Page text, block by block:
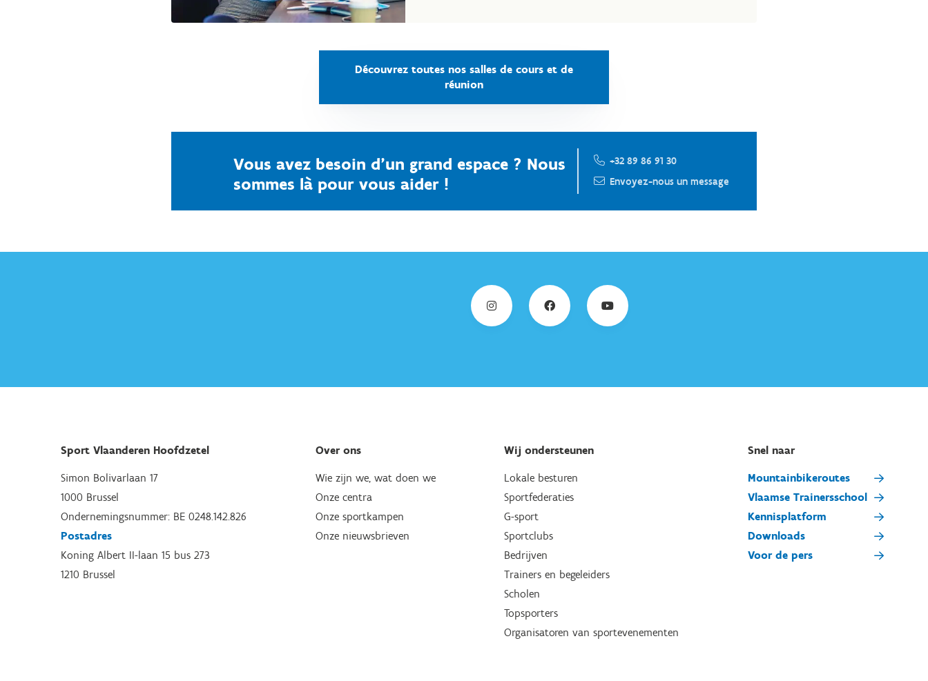
Découvrez toutes nos salles de cours et de
réunion
Vous avez besoin d'un grand espace ? Nous
sommes là pour vous aider !
+32 89 86 91 30
Envoyez-nous un message
Sport Vlaanderen Hoofdzetel
Simon Bolivarlaan 17
1000 Brussel
Ondernemingsnummer: BE 0248.142.826
Postadres
Koning Albert II-laan 15 bus 273
1210 Brussel
Over ons
Wie zijn we, wat doen we
Onze centra
Onze sportkampen
Onze nieuwsbrieven
Wij ondersteunen
Lokale besturen
Sportfederaties
G-sport
Sportclubs
Bedrijven
Trainers en begeleiders
Scholen
Topsporters
Organisatoren van sportevenementen
Snel naar
Mountainbikeroutes
Vlaamse Trainersschool
Kennisplatform
Downloads
Voor de pers